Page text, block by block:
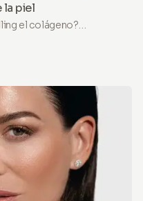
la piel
el colágeno?
la terapia de inducción